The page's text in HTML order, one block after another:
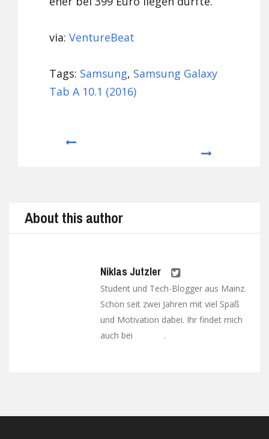
via:VentureBeat
Tags: Samsung, Samsung Galaxy
Tab A 10.1 (2016)
About this author
Niklas Jutzler
Student und Tech-Blogger aus Mainz.
Schon seit zwei Jahren mit viel Spaß
und Motivation dabei. Ihr findet mich
auch bei
.